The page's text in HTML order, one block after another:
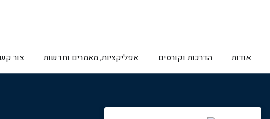
אודות הדרכות וקורסים אפליקציות, מאמרים וחדשות צור